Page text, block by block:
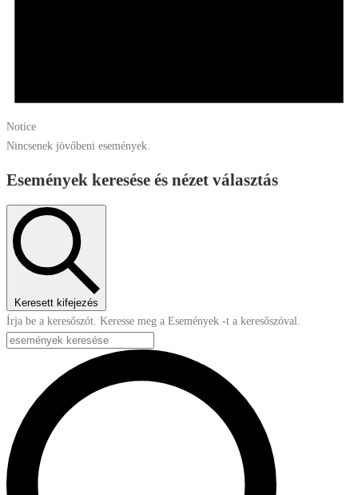
Notice
Nincsenek jövőbeni események.
Események keresése és nézet választás
Keresett kifejezés
Írja be a keresőszót. Keresse meg a Események -t a keresőszóval.